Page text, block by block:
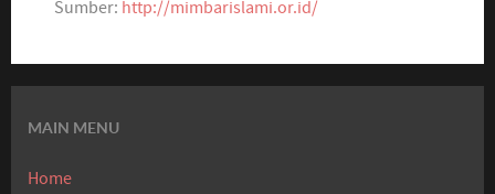
Sumber: http://mimbarislami.or.id/
MAIN MENU
Home